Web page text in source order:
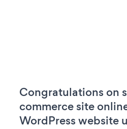
Congratulations on
commerce site
WordPress website